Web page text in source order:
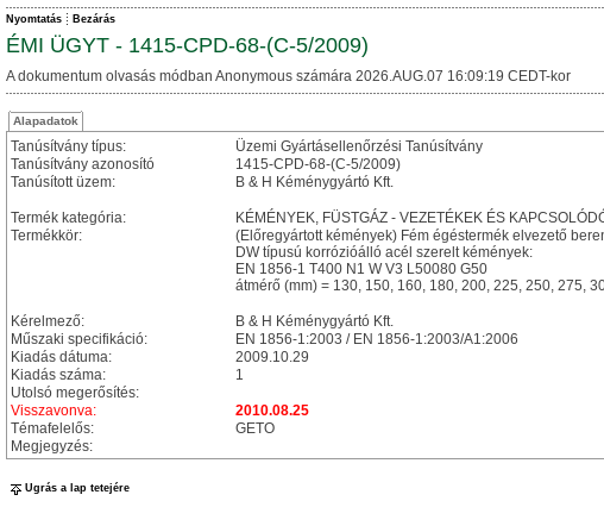
Nyomtatás Bezárás
ÉMI ÜGYT - 1415-CPD-68-(C-5/2009)
A dokumentum olvasás módban Anonymous számára 2026.AUG.07 16:09:19 CEDT-kor
Alapadatok
Tanúsítvány típus:
Üzemi Gyártásellenőrzési Tanúsítvány
Tanúsítvány azonosító
1415-CPD-68-(C-5/2009)
Tanúsított üzem:
B & H Kéménygyártó Kft.
Termék kategória:
KÉMÉNYEK, FÜSTGÁZ - VEZETÉKEK ÉS
Termékkör:
(Előregyártott kémények) Fém égéstermék elvezető
DW típusú korrózióálló acél szerelt kémények:
EN 1856-1 T400 N1 W V3 L50080 G50
átmérő (mm) = 130, 150, 160, 180, 200, 225, 250, 275,
Kérelmező:
B & H Kéménygyártó Kft.
Műszaki specifikáció:
EN 1856-1:2003 / EN 1856-1:2003/A1:2006
Kiadás dátuma:
2009.10.29
Kiadás száma:
1
Utolsó megerősítés:
Visszavonva:
2010.08.25
Témafelelős:
GETO
Megjegyzés:
Ugrás a lap tetejére